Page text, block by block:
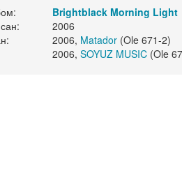
Brightblack Morning Light
2006
2006, Matador(Ole 671-2)
2006, SOYUZ MUSIC(Ole